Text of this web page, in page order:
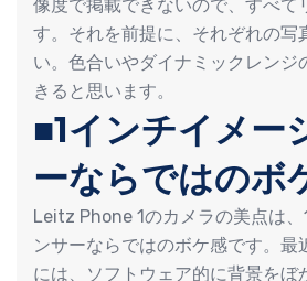
像度で掲載できないので、すべて
す。それを前提に、それぞれの写
い。色合いやダイナミックレンジ
きると思います。
■1インチイメー
ーならではのボ
Leitz Phone 1のカメラの美点は
ンサーならではのボケ感です。最
には、ソフトウェア的に背景をぼ